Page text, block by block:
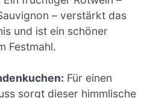
– verstärkt das
und ist ein schöner
Festmahl.
Für einen
sorgt dieser himmlische